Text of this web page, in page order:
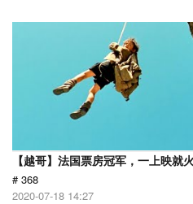
【越哥】法国票房冠军，一上映就
# 368
2020-07-18 14:27